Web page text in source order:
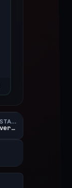
BEOBACHTETER STATUS
Inhalt nicht verfügbar